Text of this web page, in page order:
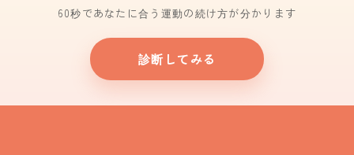
60秒であなたに合う運動の続け方が分かります
診断してみる